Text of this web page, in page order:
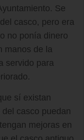
Se
casco, pero era
no ponía dinero
manos de la
servido para
sí existan
casco puedan
mejoras en